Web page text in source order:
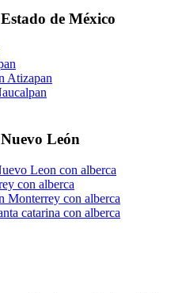
de México
Atizapan
León
Leon con alberca
con alberca
Monterrey con alberca
catarina con alberca